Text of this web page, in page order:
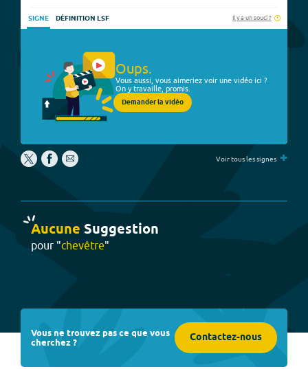
SIGNE DÉFINITION LSF Il y a un souci ?
Oups.
Vous aussi, vous aimeriez voir une vidéo ici ?
On y travaille, promis.
Demander la vidéo
Voir tous les signes +
Aucune Suggestion
pour "chevêtre"
Vous ne trouvez pas ce que vous
cherchez ? Contactez-nous